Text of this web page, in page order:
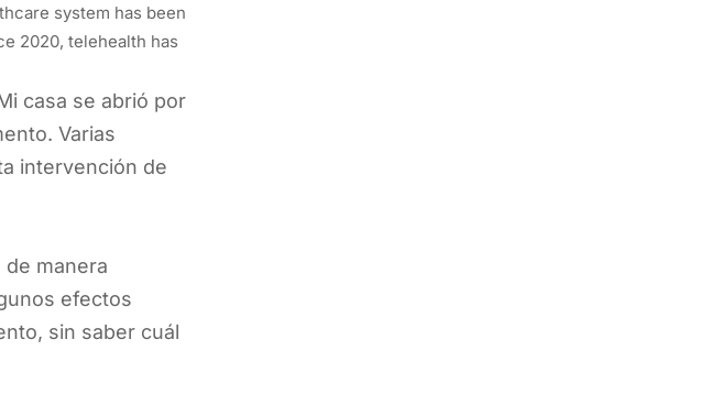
system has been
2020, telehealth has
casa se abrió por
Varias
intervención de
manera
efectos
sin saber cuál